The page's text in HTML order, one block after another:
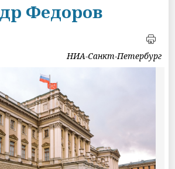
Федоров
НИА-Санкт-Петербург